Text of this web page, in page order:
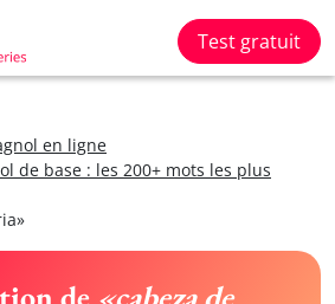
Test gratuit
en ligne
de base : les 200+ mots les plus